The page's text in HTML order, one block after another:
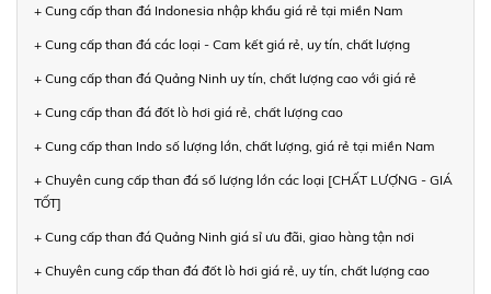
+ Cung cấp than đá Indonesia nhập khẩu giá rẻ tại miền Nam
+ Cung cấp than đá các loại - Cam kết giá rẻ, uy tín, chất lượng
+ Cung cấp than đá Quảng Ninh uy tín, chất lượng cao với giá rẻ
+ Cung cấp than đá đốt lò hơi giá rẻ, chất lượng cao
+ Cung cấp than Indo số lượng lớn, chất lượng, giá rẻ tại miền Nam
+ Chuyên cung cấp than đá số lượng lớn các loại [CHẤT LƯỢNG - GIÁ
TỐT]
+ Cung cấp than đá Quảng Ninh giá sỉ ưu đãi, giao hàng tận nơi
+ Chuyên cung cấp than đá đốt lò hơi giá rẻ, uy tín, chất lượng cao